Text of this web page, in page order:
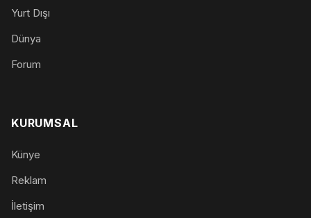
Yurt Dışı
Dünya
Forum
KURUMSAL
Künye
Reklam
İletişim